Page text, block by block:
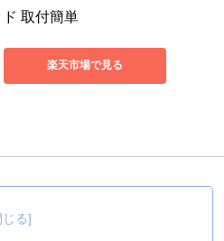
ド 取付簡単
楽天市場で見る